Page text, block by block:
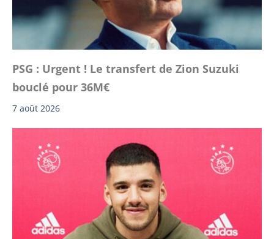
PSG : Urgent ! Le transfert de Zion Suzuki
bouclé pour 36M€
7 août 2026